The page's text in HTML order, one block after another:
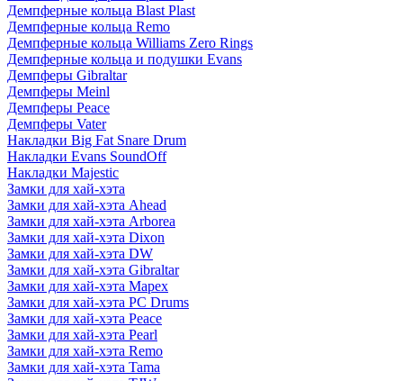
Демпферные кольца Blast Plast
Демпферные кольца Remo
Демпферные кольца Williams Zero Rings
Демпферные кольца и подушки Evans
Демпферы Gibraltar
Демпферы Meinl
Демпферы Peace
Демпферы Vater
Накладки Big Fat Snare Drum
Накладки Evans SoundOff
Накладки Majestic
Замки для хай-хэта
Замки для хай-хэта Ahead
Замки для хай-хэта Arborea
Замки для хай-хэта Dixon
Замки для хай-хэта DW
Замки для хай-хэта Gibraltar
Замки для хай-хэта Mapex
Замки для хай-хэта PC Drums
Замки для хай-хэта Peace
Замки для хай-хэта Pearl
Замки для хай-хэта Remo
Замки для хай-хэта Tama